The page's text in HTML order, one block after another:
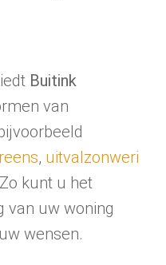
Buitink
van
, uitvalzonweri
kunt u het
van uw woning
wensen.